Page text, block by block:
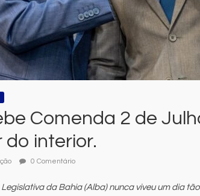
Comenda 2 de
interior.
0 Comentário
da Bahia (Alba) nunca viveu um dia